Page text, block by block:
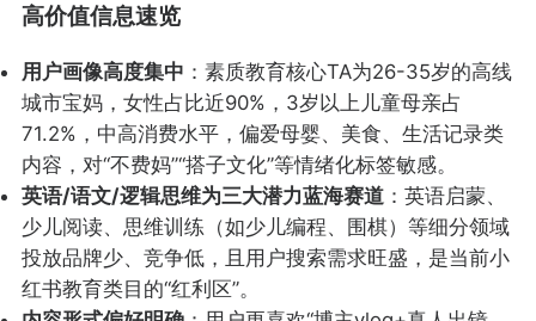
高价值信息速览
用户画像高度集中 ：素质教育核心TA为26-35岁的高线
城市宝妈，女性占比近90%，3岁以上儿童母亲占
71.2%，中高消费水平，偏爱母婴、美食、生活记录类
内容，对“不费妈”“搭子文化”等情绪化标签敏感。
英语/语文/逻辑思维为三大潜力蓝海赛道：英语启蒙、
少儿阅读、思维训练（如少儿编程、围棋）等细分领域
投放品牌少、竞争低，且用户搜索需求旺盛，是当前小
红书教育类目的“红利区”。